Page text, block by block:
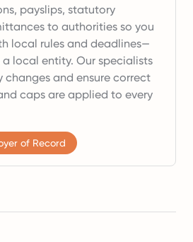
payslips, statutory
to authorities so you
local rules and deadlines—
local entity. Our specialists
and ensure correct
caps are applied to every
of Record